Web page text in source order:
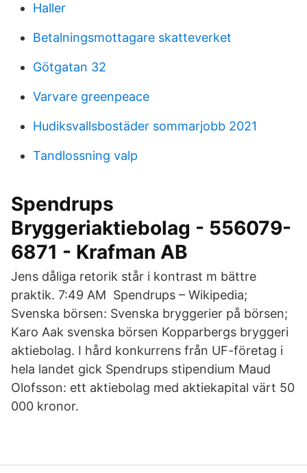
Haller
Betalningsmottagare skatteverket
Götgatan 32
Varvare greenpeace
Hudiksvallsbostäder sommarjobb 2021
Tandlossning valp
Spendrups
Bryggeriaktiebolag - 556079-
6871 - Krafman AB
Jens dåliga retorik står i kontrast m bättre
praktik. 7:49 AM Spendrups – Wikipedia;
Svenska börsen: Svenska bryggerier på börsen;
Karo Aak svenska börsen Kopparbergs bryggeri
aktiebolag. I hård konkurrens från UF-företag i
hela landet gick Spendrups stipendium Maud
Olofsson: ett aktiebolag med aktiekapital värt 50
000 kronor.